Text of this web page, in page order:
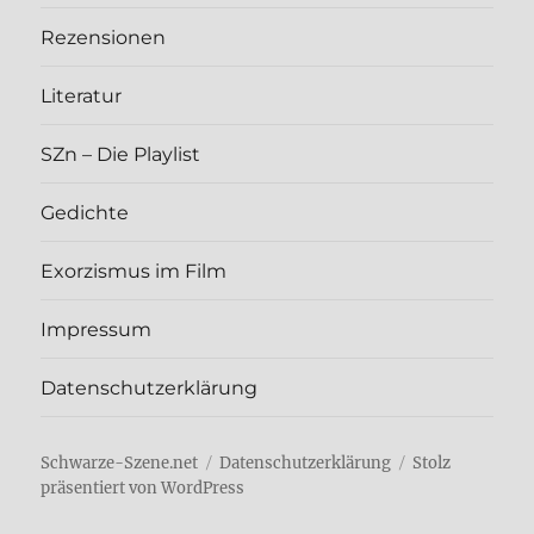
Rezen­sio­nen
Lite­ra­tur
SZn – Die Play­list
Gedich­te
Exor­zis­mus im Film
Impres­sum
Daten­schutz­er­klä­rung
Schwarze-Szene.net Daten­schutz­er­klä­rung
Stolz
präsentiert von WordPress